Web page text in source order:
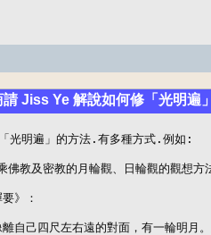
請 Jiss Ye 解說如何修「光明遍
光明遍」的方法.有多種方式.例如:
教及密教的月輪觀、日輪觀的觀想方
》：
離自己四尺左右遠的對面，有一輪明月